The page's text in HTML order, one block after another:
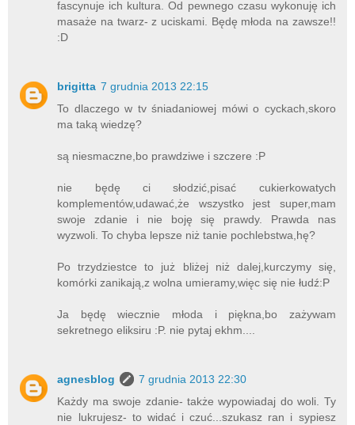
fascynuje ich kultura. Od pewnego czasu wykonuję ich
masaże na twarz- z uciskami. Będę młoda na zawsze!!
:D
brigitta 7 grudnia 2013 22:15
To dlaczego w tv śniadaniowej mówi o cyckach,skoro
ma taką wiedzę?
są niesmaczne,bo prawdziwe i szczere :P
nie będę ci słodzić,pisać cukierkowatych
komplementów,udawać,że wszystko jest super,mam
swoje zdanie i nie boję się prawdy. Prawda nas
wyzwoli. To chyba lepsze niż tanie pochlebstwa,hę?
Po trzydziestce to już bliżej niż dalej,kurczymy się,
komórki zanikają,z wolna umieramy,więc się nie łudź:P
Ja będę wiecznie młoda i piękna,bo zażywam
sekretnego eliksiru :P. nie pytaj ekhm....
agnesblog
7 grudnia 2013 22:30
Każdy ma swoje zdanie- także wypowiadaj do woli. Ty
nie lukrujesz- to widać i czuć...szukasz ran i sypiesz